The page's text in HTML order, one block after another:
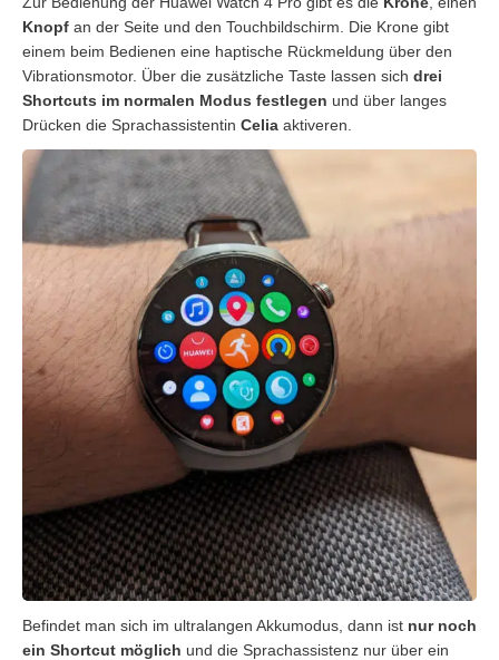
Knopf an der Seite und den Touchbildschirm. Die Krone gibt
einem beim Bedienen eine haptische Rückmeldung über den
Vibrationsmotor. Über die zusätzliche Taste lassen sich drei
Shortcuts im normalen Modus festlegen und über langes
Drücken die Sprachassistentin Celia aktiveren.
Befindet man sich im ultralangen Akkumodus, dann ist nur noch
ein Shortcut möglich und die Sprachassistenz nur über ein